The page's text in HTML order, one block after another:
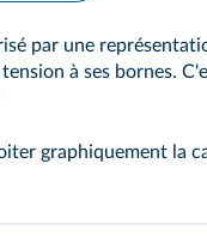
par une
à ses bornes.
graphiquement la